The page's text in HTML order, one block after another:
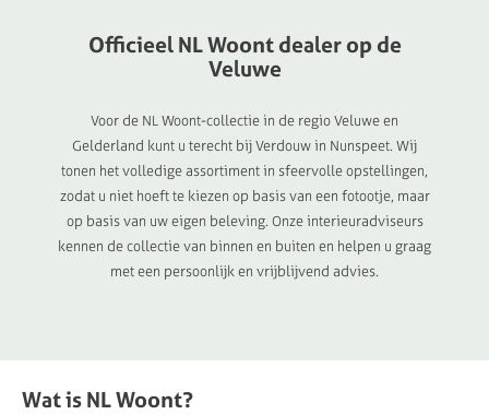
Officieel NLWoont dealer op de
Veluwe
Voor de NL Woont-collectie in de regio Veluwe en
Gelderland kunt u terecht bij Verdouw in Nunspeet. Wij
tonen het volledige assortiment in sfeervolle opstellingen,
zodat u niet hoeft te kiezen op basis van een fotootje, maar
op basis van uw eigen beleving. Onze interieuradviseurs
kennen de collectie van binnen en buiten en helpen u graag
met een persoonlijk en vrijblijvend advies.
Wat is NL Woont?